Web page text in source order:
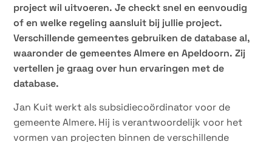
project wil uitvoeren. Je checkt snel en eenvoudig
of en welke regeling aansluit bij jullie project.
Verschillende gemeentes gebruiken de database al,
waaronder de gemeentes Almere en Apeldoorn. Zij
vertellen je graag over hun ervaringen met de
database.
Jan Kuit werkt als subsidiecoördinator voor de
gemeente Almere. Hij is verantwoordelijk voor het
vormen van projecten binnen de verschillende